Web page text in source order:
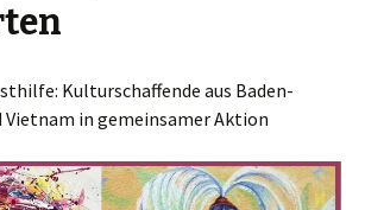
Kulturschaffende aus Baden-
in gemeinsamer Aktion